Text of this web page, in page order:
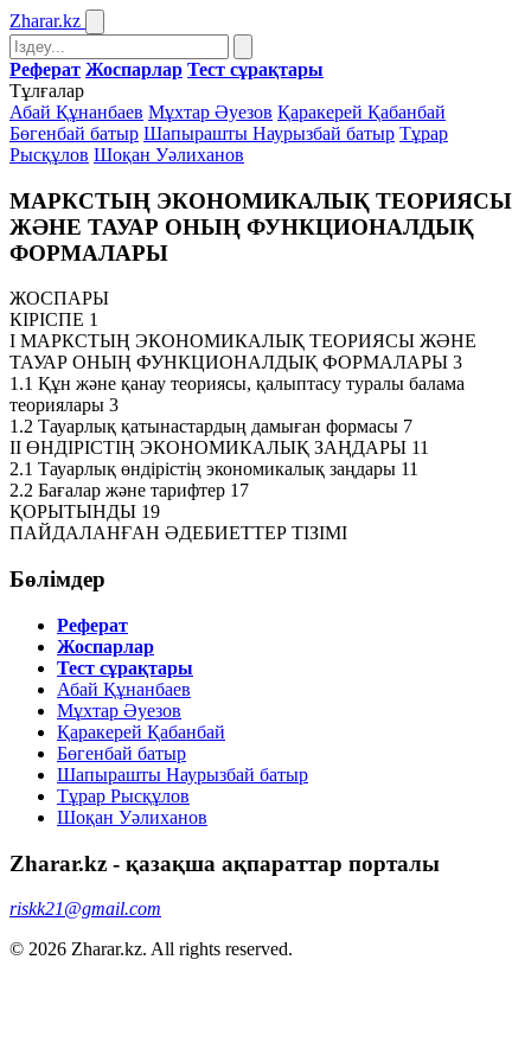
Zharar.kz
Реферат Жоспарлар Тест сұрақтары
Тұлғалар
Абай Құнанбаев Мұхтар Әуезов Қаракерей Қабанбай
Бөгенбай батыр Шапырашты Наурызбай батыр Тұрар
Рысқұлов Шоқан Уәлиханов
МАРКСТЫҢ ЭКОНОМИКАЛЫҚ ТЕОРИЯСЫ
ЖӘНЕ ТАУАР ОНЫҢ ФУНКЦИОНАЛДЫҚ
ФОРМАЛАРЫ
ЖОСПАРЫ
КІРІСПЕ 1
І МАРКСТЫҢ ЭКОНОМИКАЛЫҚ ТЕОРИЯСЫ ЖӘНЕ
ТАУАР ОНЫҢ ФУНКЦИОНАЛДЫҚ ФОРМАЛАРЫ 3
1.1 Құн және қанау теориясы, қалыптасу туралы балама
теориялары 3
1.2 Тауарлық қатынастардың дамыған формасы 7
ІІ ӨНДІРІСТІҢ ЭКОНОМИКАЛЫҚ ЗАҢДАРЫ 11
2.1 Тауарлық өндірістің экономикалық заңдары 11
2.2 Бағалар және тарифтер 17
ҚОРЫТЫНДЫ 19
ПАЙДАЛАНҒАН ӘДЕБИЕТТЕР ТІЗІМІ
Бөлімдер
Реферат
Жоспарлар
Тест сұрақтары
Абай Құнанбаев
Мұхтар Әуезов
Қаракерей Қабанбай
Бөгенбай батыр
Шапырашты Наурызбай батыр
Тұрар Рысқұлов
Шоқан Уәлиханов
Zharar.kz - қазақша ақпараттар порталы
riskk21@gmail.com
© 2026 Zharar.kz. All rights reserved.